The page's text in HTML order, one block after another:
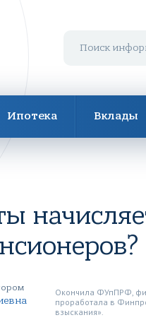
Ипотека Вклады
Окончила ФУпПРФ,
проработала в
взыскания».